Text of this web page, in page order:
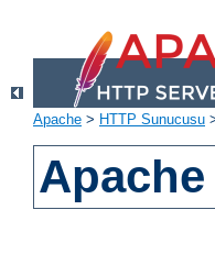
Apache > HTTP Sunucusu